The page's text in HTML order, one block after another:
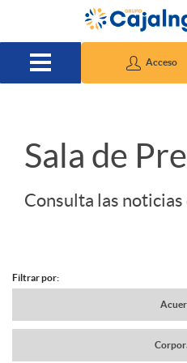
Saltar al contenido principal
Acceso
S
Sala de
Consulta las
N
Filtrar por: